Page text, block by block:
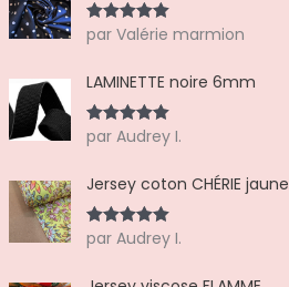
Note5sur
5
par Valérie marmion
LAMINETTE noire 6mm
Note5sur
5
par Audrey I.
Jersey coton CHÉRIE jaune
Note5sur
5
par Audrey I.